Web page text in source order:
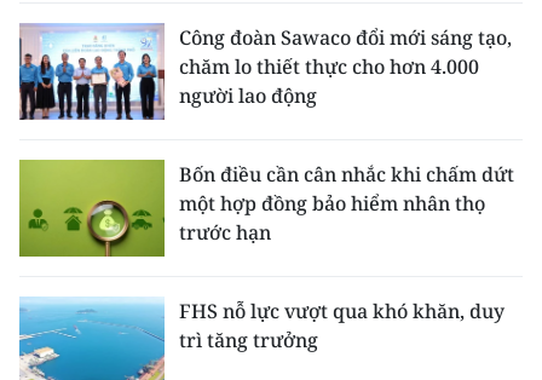
Công đoàn Sawaco đổi mới sáng tạo,
chăm lo thiết thực cho hơn 4.000
người lao động
Bốn điều cần cân nhắc khi chấm dứt
một hợp đồng bảo hiểm nhân thọ
trước hạn
FHS nỗ lực vượt qua khó khăn, duy
trì tăng trưởng